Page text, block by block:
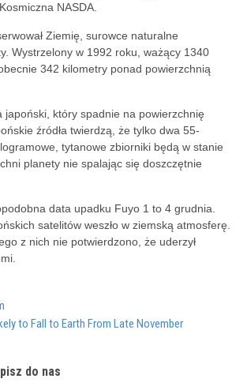
NASDA.
Ziemię, surowce naturalne
Wystrzelony w 1992 roku, ważący 1340
342 kilometry ponad powierzchnią
japoński, który spadnie na powierzchnię
źródła twierdzą, że tylko dwa 55-
tytanowe zbiorniki będą w stanie
planety nie spalając się doszczętnie
data upadku Fuyo 1 to 4 grudnia.
satelitów weszło w ziemską atmosferę.
z nich nie potwierdzono, że uderzył
to Fall to Earth From Late November
do nas